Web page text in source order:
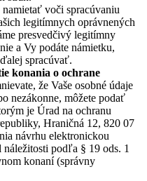
voči spracúvaniu
legitímnych oprávnených
presvedčivý legitímny
a Vy podáte námietku,
spracúvať.
konania o ochrane
že Vaše osobné údaje
nezákonne, môžete podať
je Úrad na ochranu
Hraničná 12, 820 07
návrhu elektronickou
podľa § 19 ods. 1
konaní (správny